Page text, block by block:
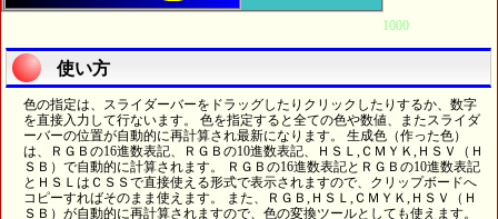
1000
使い方
色の指定は、スライダーバーをドラッグしたりクリックしたりするか、数字
を直接入力して行ないます。 色を指定すると全ての色や数値、またスライダ
ーバーの位置が自動的に再計算され最新になります。 生成色（作った色）
は、ＲＧＢの16進数表記、ＲＧＢの10進数表記、ＨＳＬ,ＣＭＹＫ,ＨＳＶ（Ｈ
ＳＢ）で自動的に計算されます。 ＲＧＢの16進数表記とＲＧＢの10進数表記
とＨＳＬはＣＳＳで直接使える形式で表示されますので、クリップボードへ
コピーすればそのまま使えます。 また、ＲＧＢ,ＨＳＬ,ＣＭＹＫ,ＨＳＶ（Ｈ
ＳＢ）が自動的に再計算されますので、色の変換ツールとしても使えます。